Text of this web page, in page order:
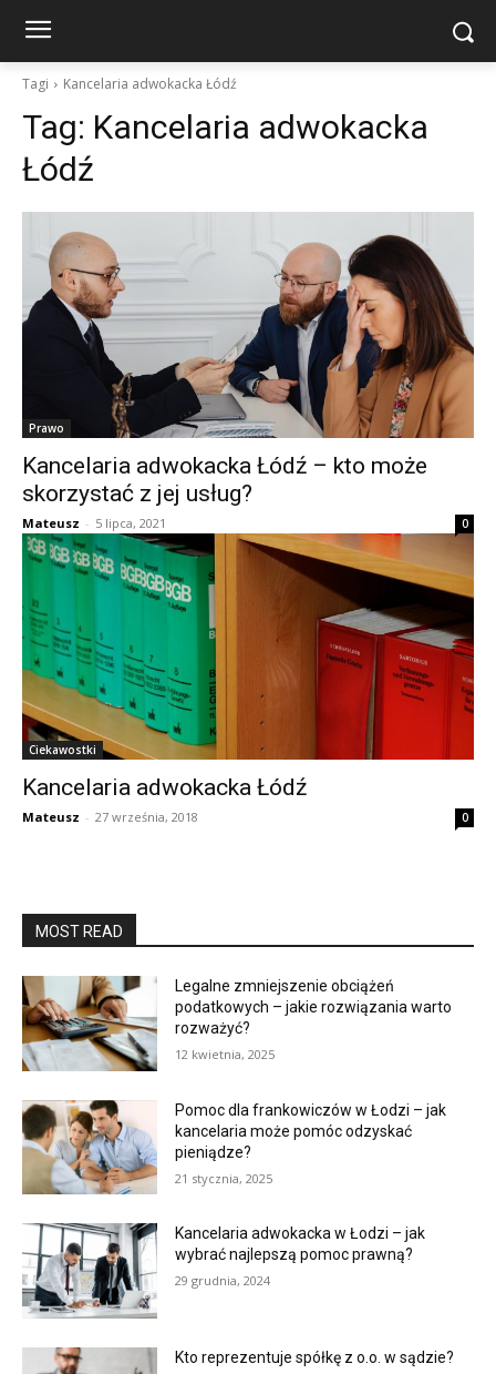
Tagi Kancelaria adwokacka Łódź
Tag: Kancelaria adwokacka
Łódź
Prawo
Kancelaria adwokacka Łódź – kto może
skorzystać z jej usług?
Mateusz - 5 lipca, 2021 0
Ciekawostki
Kancelaria adwokacka Łódź
Mateusz - 27 września, 2018 0
MOST READ
Legalne zmniejszenie obciążeń
podatkowych – jakie rozwiązania warto
rozważyć?
12 kwietnia, 2025
Pomoc dla frankowiczów w Łodzi – jak
kancelaria może pomóc odzyskać
pieniądze?
21 stycznia, 2025
Kancelaria adwokacka w Łodzi – jak
wybrać najlepszą pomoc prawną?
29 grudnia, 2024
Kto reprezentuje spółkę z o.o. w sądzie?